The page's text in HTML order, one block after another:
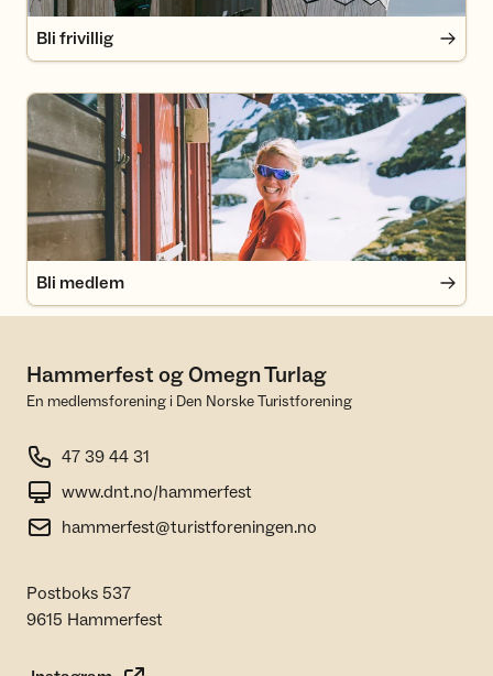
Bli frivillig
Bli medlem
Bli medlem
Hammerfest og Omegn Turlag
En medlemsforening i Den Norske Turistforening
47 39 44 31
www.dnt.no/hammerfest
hammerfest@turistforeningen.no
Postboks 537
9615 Hammerfest